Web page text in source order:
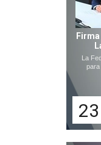
La
para
23